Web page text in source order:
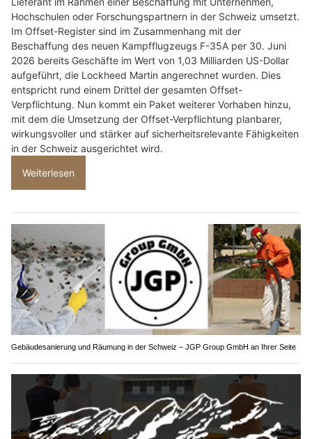
Hochschulen oder Forschungspartnern in der Schweiz umsetzt.
Im Offset-Register sind im Zusammenhang mit der
Beschaffung des neuen Kampfflugzeugs F-35A per 30. Juni
2026 bereits Geschäfte im Wert von 1,03 Milliarden US-Dollar
aufgeführt, die Lockheed Martin angerechnet wurden. Dies
entspricht rund einem Drittel der gesamten Offset-
Verpflichtung. Nun kommt ein Paket weiterer Vorhaben hinzu,
mit dem die Umsetzung der Offset-Verpflichtung planbarer,
wirkungsvoller und stärker auf sicherheitsrelevante Fähigkeiten
in der Schweiz ausgerichtet wird.
Weiterlesen
Gebäudesanierung und Räumung in der Schweiz – JGP Group GmbH an Ihrer Seite